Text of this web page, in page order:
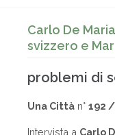
Carlo De
svizzero e
problemi di
Una Città n° 192
Intervista a Carlo